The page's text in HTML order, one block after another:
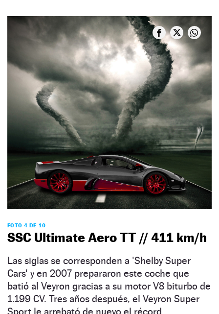
FOTO 4 DE 10
SSC Ultimate Aero TT // 411 km/h
Las siglas se corresponden a 'Shelby Super
Cars' y en 2007 prepararon este coche que
batió al Veyron gracias a su motor V8 biturbo de
1.199 CV. Tres años después, el Veyron Super
Sport le arrebató de nuevo el récord.